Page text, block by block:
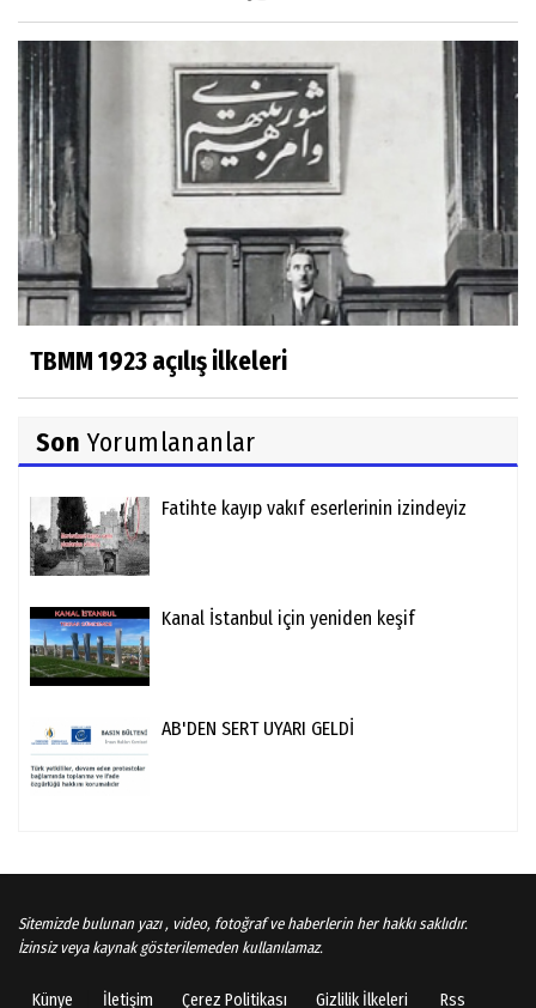
TBMM 1923 açılış ilkeleri
Son Yorumlananlar
Fatihte kayıp vakıf eserlerinin izindeyiz
Kanal İstanbul için yeniden keşif
AB'DEN SERT UYARI GELDİ
Sitemizde bulunan yazı , video, fotoğraf ve haberlerin her hakkı saklıdır.
İzinsiz veya kaynak gösterilemeden kullanılamaz.
Künye İletişim Çerez Politikası Gizlilik İlkeleri Rss